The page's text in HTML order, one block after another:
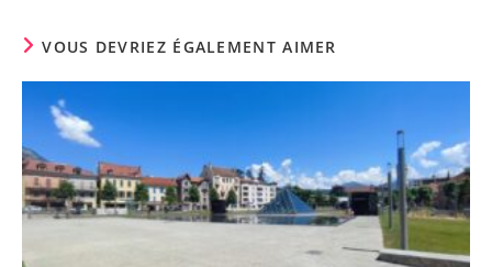
VOUS DEVRIEZ ÉGALEMENT AIMER